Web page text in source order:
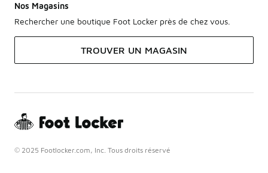
Nos Magasins
Rechercher une boutique Foot Locker près de chez vous.
TROUVER UN MAGASIN
© 2025 Footlocker.com, Inc. Tous droits réservé